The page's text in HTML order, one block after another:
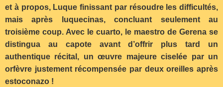
et à propos, Luque finissant par résoudre les difficultés,
mais après luquecinas, concluant seulement au
troisième coup. Avec le cuarto, le maestro de Gerena se
distingua au capote avant d’offrir plus tard un
authentique récital, un œuvre majeure ciselée par un
orfèvre justement récompensée par deux oreilles après
estoconazo !